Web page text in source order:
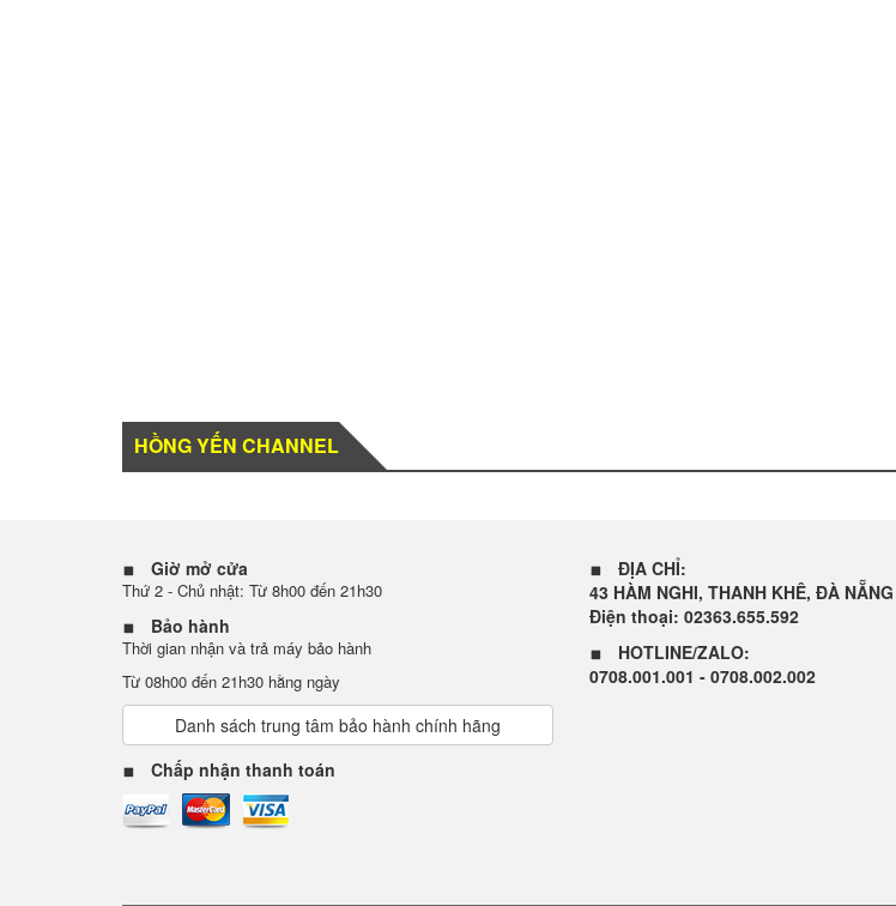
HỒNG YẾN CHANNEL
Giờ mở cửa
Thứ 2 - Chủ nhật: Từ 8h00 đến 21h30
Bảo hành
Thời gian nhận và trả máy bảo hành
Từ 08h00 đến 21h30 hằng ngày
Danh sách trung tâm bảo hành chính hãng
Chấp nhận thanh toán
ĐỊA CHỈ:
43 HÀM NGHI, THANH KHÊ, ĐÀ NẴNG
Điện thoại: 02363.655.592
HOTLINE/ZALO:
0708.001.001 - 0708.002.002